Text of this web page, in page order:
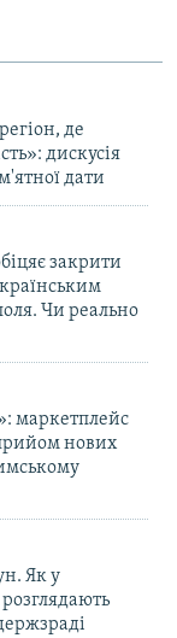
де
дискусія
дати
закрити
Чи реально
маркетплейс
нових
Як у